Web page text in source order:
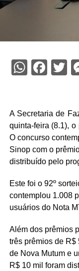
A Secretaria de
quinta-feira (8.1),
O concurso
Sinop com o
distribuído pelo
Este foi o 92º
contemplou 1.008
usuários do Nota
Além dos prêmios
três prêmios de R$
de Nova Mutum e
R$ 10 mil foram